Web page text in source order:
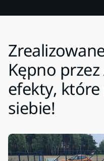
Kępno przez
efekty,
siebie!